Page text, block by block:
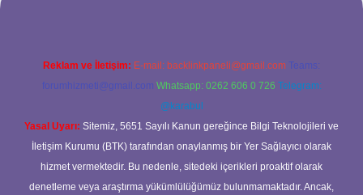
Reklam ve İletişim: E-mail: backlinkpaneli@gmail.com Teams:
forumhizmeti@gmail.com Whatsapp: 0262 606 0 726 Telegram:
@karabul
Yasal Uyarı: Sitemiz, 5651 Sayılı Kanun gereğince Bilgi Teknolojileri ve
İletişim Kurumu (BTK) tarafından onaylanmış bir Yer Sağlayıcı olarak
hizmet vermektedir. Bu nedenle, sitedeki içerikleri proaktif olarak
denetleme veya araştırma yükümlülüğümüz bulunmamaktadır. Ancak,